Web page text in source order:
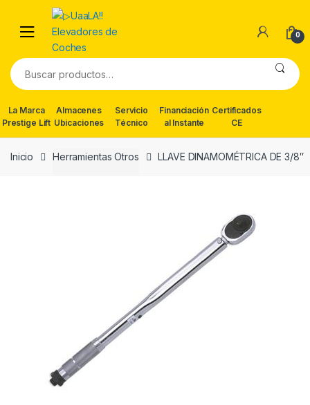
navigation
content
0
Buscar
por:
La Marca
Prestige Lift
Almacenes
Ubicaciones
Servicio
Técnico
Financiación
al Instante
Certificados
CE
Inicio Herramientas Otros LLAVE DINAMOMÉTRICA DE 3/8″